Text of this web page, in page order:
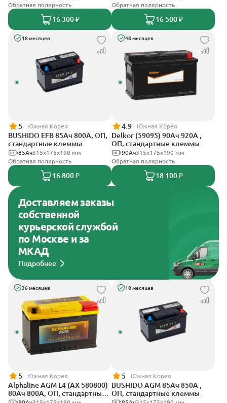
Обратная полярность
16 300 ₽
Обратная полярность
16 500 ₽
18 месяцев
5 Южная Корея
BUSHIDO EFB 85Ач 800А, ОП,
стандартные клеммы
315x175x190 мм
85Ач
Обратная полярность
16 800 ₽
48 месяцев
4.9 Южная Корея
Delkor (59095) 90Ач 920А ,
ОП, стандартные клеммы
315x175x190 мм
90Ач
Обратная полярность
18 100 ₽
Доставляем заказы
собственной
курьерской службой
по Москве и за
МКАД
Подробнее
36 месяцев
5 Южная Корея
Alphaline AGM L4 (AX 580800)
80Ач 800А, ОП, стандартные
18 месяцев
5 Южная Корея
BUSHIDO AGM 85Ач 850А ,
ОП, стандартные клеммы